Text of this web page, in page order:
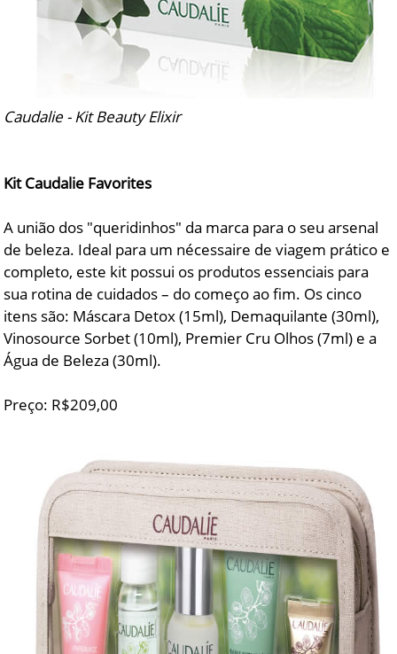
Caudalie - Kit Beauty Elixir
Kit Caudalie Favorites
A união dos "queridinhos" da marca para o seu arsenal
de beleza. Ideal para um nécessaire de viagem prático e
completo, este kit possui os produtos essenciais para
sua rotina de cuidados – do começo ao fim. Os cinco
itens são: Máscara Detox (15ml), Demaquilante (30ml),
Vinosource Sorbet (10ml), Premier Cru Olhos (7ml) e a
Água de Beleza (30ml).
Preço: R$209,00